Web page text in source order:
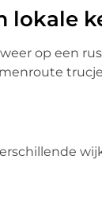
lokale
op een